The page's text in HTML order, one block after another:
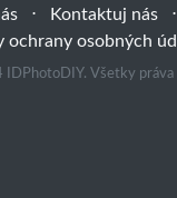
⋅ Kontaktuj nás
⋅
ochrany osobných
Všetky práva